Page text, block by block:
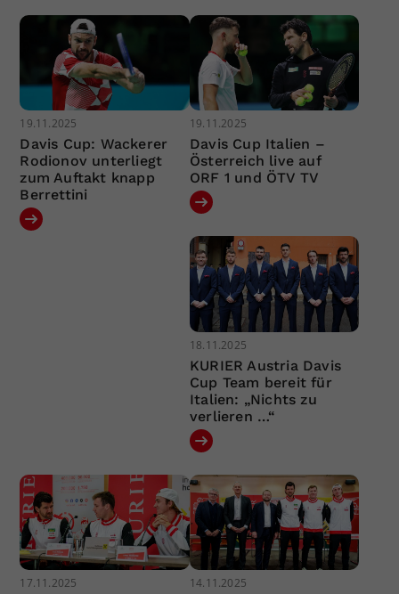
19.11.2025
Davis Cup: Wackerer
Rodionov unterliegt
zum Auftakt knapp
Berrettini
19.11.2025
Davis Cup Italien –
Österreich live auf
ORF 1 und ÖTV TV
18.11.2025
KURIER Austria Davis
Cup Team bereit für
Italien: „Nichts zu
verlieren …“
17.11.2025 14.11.2025